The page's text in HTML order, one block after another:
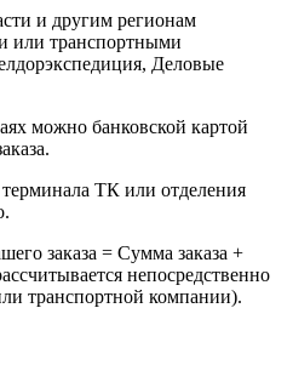
и другим регионам
или транспортными
Деловые
можно банковской картой
терминала ТК или отделения
заказа = Сумма заказа +
непосредственно
транспортной компании).